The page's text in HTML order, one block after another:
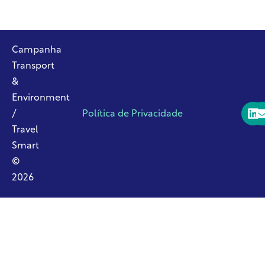
Campanha
Transport
&
Environment
/
Travel
Smart
©
2026
Política de Privacidade